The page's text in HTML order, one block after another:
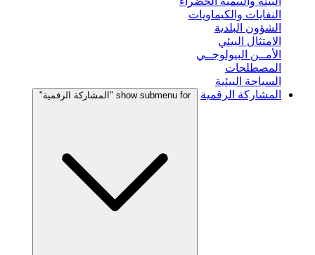
النفايات والكيماويات
الشؤون البلدية
الامتثال البيئي
الأمــن البيولوجــي
المصطلحات
السياحة البيئية
المشاركة الرقمية
show submenu for "المشاركة الرقمية"